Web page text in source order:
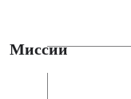
Миссии